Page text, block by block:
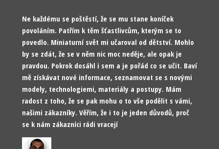
Ne každému se poštěstí, že se mu stane koníček
povoláním. Patřím k těm šťastlivcům, kterým se to
povedlo. Miniaturní svět mi učaroval od dětství. Mohlo
by se zdát, že se v něm nic moc neděje, ale opak je
pravdou. Pokrok dosáhl i sem a je pořád co se učit. Baví
mě získávat nové informace, seznamovat se s novými
modely, technologiemi, materiály a postupy. Mám
radost z toho, že se pak mohu o to vše podělit s vámi,
našimi zákazníky. Věřím, že i to je jeden důvodů, proč
se k nám zákazníci rádi vracejí